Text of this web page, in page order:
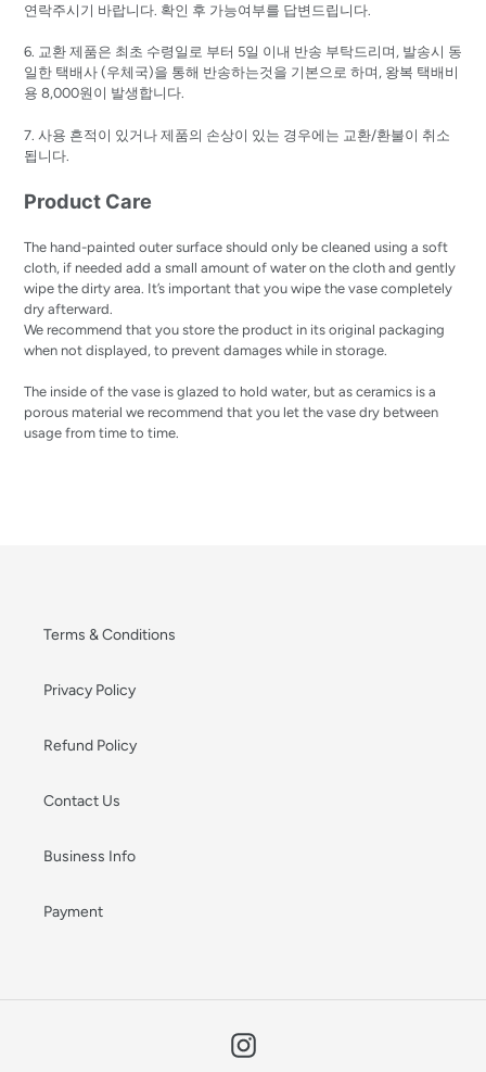
연락주시기 바랍니다. 확인 후 가능여부를 답변드립니다.
6. 교환 제품은 최초 수령일로 부터 5일 이내 반송 부탁드리며, 발송시 동
일한 택배사 (우체국)을 통해 반송하는것을 기본으로 하며, 왕복 택배비
용 8,000원이 발생합니다.
7. 사용 흔적이 있거나 제품의 손상이 있는 경우에는 교환/환불이 취소
됩니다.
Product Care
The hand-painted outer surface should only be cleaned using a soft
cloth, if needed add a small amount of water on the cloth and gently
wipe the dirty area. It’s important that you wipe the vase completely
dry afterward.
We recommend that you store the product in its original packaging
when not displayed, to prevent damages while in storage.
The inside of the vase is glazed to hold water, but as ceramics is a
porous material we recommend that you let the vase dry between
usage from time to time.
Terms & Conditions
Privacy Policy
Refund Policy
Contact Us
Business Info
Payment
Instagram